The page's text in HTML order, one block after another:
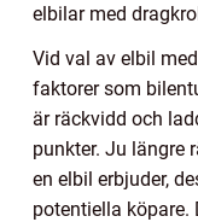
elbilar med
Vid val av elbil
faktorer som
är räckvidd och
punkter. Ju längre
en elbil erbjuder,
potentiella köpare.